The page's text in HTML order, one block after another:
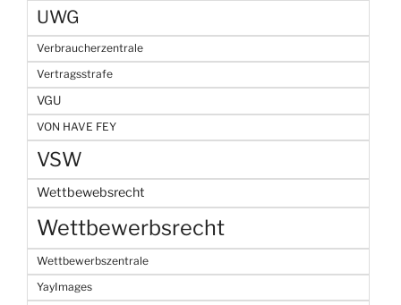
UWG
Verbraucherzentrale
Vertragsstrafe
VGU
VON HAVE FEY
VSW
Wettbewebsrecht
Wettbewerbsrecht
Wettbewerbszentrale
YayImages